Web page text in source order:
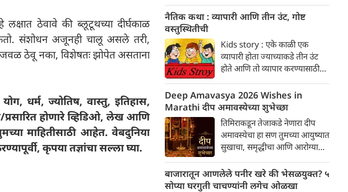
लक्षात ठेवावे की ब्लूटूथच्या दीर्घकाळ
संशोधन अजूनही चालू असले तरी,
ठेवू नका, विशेषतः झोपेत असताना
धर्म, ज्योतिष, वास्तु, इतिहास,
प्रसारित होणारे व्हिडिओ, लेख आणि
माहितीसाठी आहेत. वेबदुनिया
कृपया तज्ञांचा सल्ला घ्या.
किंवा घाई करण्याऐवजी,
आहे. आपल्या पालकांना पटवून
देण्याचे पाच सोपे मार्ग जाणून घ्या,
ज्यामुळे तुमच्या नात्यातील विश्वास
आणि जवळीक वाढू शकते.
नैतिक कथा : व्यापारी आणि तीन उंट, गोष्ट
वस्तुस्थितीची
Kids story : एके काळी एक
व्यापारी होता ज्याच्याकडे तीन उंट
होते आणि तो व्यापार करण्यासाठी
एके रात्री प्रवास करत असताना त्याने
विश्रांती घेण्यासाठी एका धर्मशाळेत
थांबण्याचे ठरवले. व्यापाऱ्याने आपले
उंट बांधायला सुरुवात केली.
Deep Amavasya 2026 Wishes in
Marathi दीप अमावस्येच्या शुभेच्छा
तिमिराकडून तेजाकडे नेणारा दीप
अमावस्येचा हा सण तुमच्या आयुष्यात
सुखाचा, समृद्धीचा आणि आरोग्याचा
अमावस्येच्या मनःपूर्वक शुभेच्छा!
बाजारातून आणलेले पनीर खरे की भेसळयुक्त? ५
सोप्या घरगुती चाचण्यांनी लगेच ओळखा